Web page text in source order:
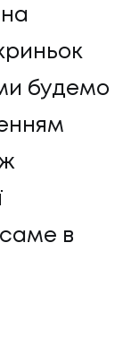
ми будемо
саме в